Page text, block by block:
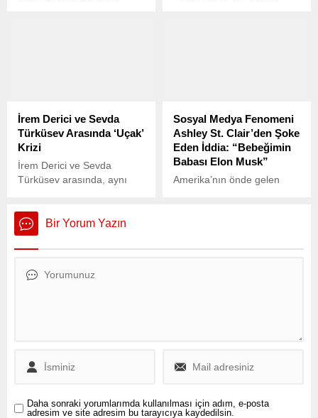
İrem Derici ve Sevda
Türküsev Arasında ‘Uçak’
Krizi
İrem Derici ve Sevda
Türküsev arasında, aynı
sosyal medyaya yansıdı.
Sosyal Medya Fenomeni
Ashley St. Clair’den Şoke
Eden İddia: “Bebeğimin
Babası Elon Musk”
Amerika’nın önde gelen
gündemi sarstı.
Bir Yorum Yazın
Daha sonraki yorumlarımda kullanılması için adım, e-posta
adresim ve site adresim bu tarayıcıya kaydedilsin.